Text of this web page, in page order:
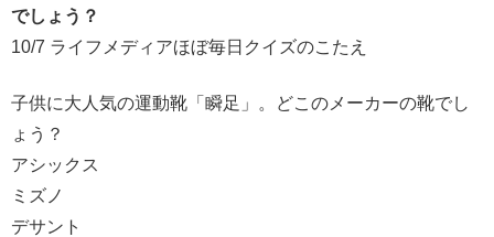
でしょう？
10/7 ライフメディアほぼ毎日クイズのこたえ
子供に大人気の運動靴「瞬足」。どこのメーカーの靴でし
ょう？
アシックス
ミズノ
デサント